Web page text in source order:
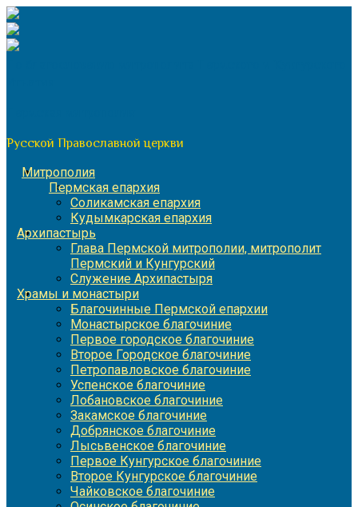
Перейти
к
содержимому
Русской Православной церкви
Митрополия
Пермская епархия
Соликамская епархия
Кудымкарская епархия
Архипастырь
Глава Пермской митрополии, митрополит
Пермский и Кунгурский
Служение Архипастыря
Храмы и монастыри
Благочинные Пермской епархии
Монастырское благочиние
Первое городское благочиние
Второе Городское благочиние
Петропавловское благочиние
Успенское благочиние
Лобановское благочиние
Закамское благочиние
Добрянское благочиние
Лысьвенское благочиние
Первое Кунгурское благочиние
Второе Кунгурское благочиние
Чайковское благочиние